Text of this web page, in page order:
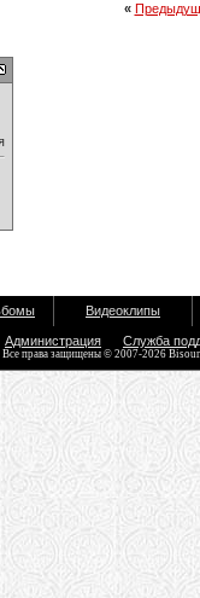
«
Видеоклипы
Администрация Служба
Все права защищены © 2007-2026